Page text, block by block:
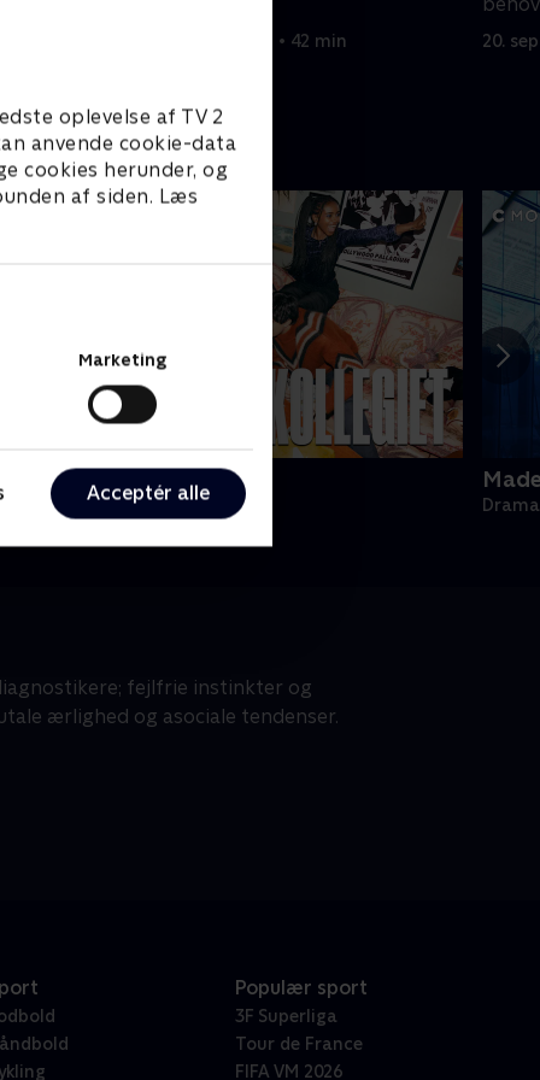
oplevelse af TV 2
anvende cookie-data
cookies herunder, og
af siden. Læs
Marketing
Acceptér alle
20. september 2022 • 42 min 20.
Kollegiet
• 1 sæsoner
fejlfrie instinkter og
ærlighed og asociale tendenser.
Populær sport
3F Superliga
Tour de France
FIFA VM 2026